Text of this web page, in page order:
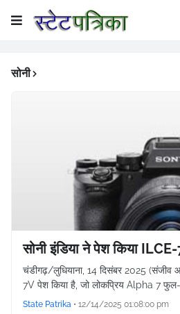
सोनी
सोनी इंडिया ने पेश किया
चंडीगढ़/लुधियाना, 14 दिसंबर 2025 (संजीव
7V पेश किया है, जो लोकप्रिय Alpha 7
State Patrika • 12/14/2025 01:08:00 pm